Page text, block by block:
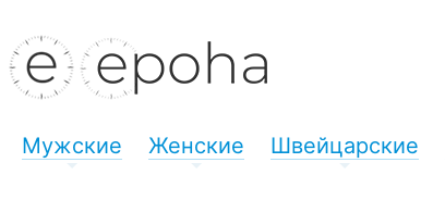
Мужские Женские Швейцарские